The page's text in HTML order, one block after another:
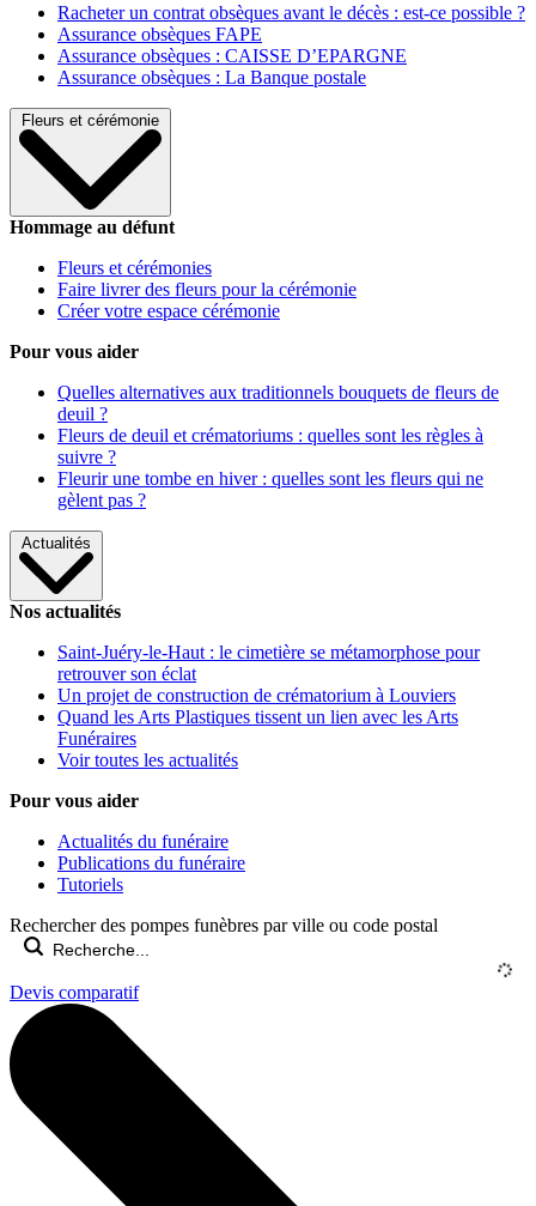
Racheter un contrat obsèques avant le décès : est-ce possible ?
Assurance obsèques FAPE
Assurance obsèques : CAISSE D’EPARGNE
Assurance obsèques : La Banque postale
Fleurs et cérémonie
Hommage au défunt
Fleurs et cérémonies
Faire livrer des fleurs pour la cérémonie
Créer votre espace cérémonie
Pour vous aider
Quelles alternatives aux traditionnels bouquets de fleurs de
deuil ?
Fleurs de deuil et crématoriums : quelles sont les règles à
suivre ?
Fleurir une tombe en hiver : quelles sont les fleurs qui ne
gèlent pas ?
Actualités
Nos actualités
Saint-Juéry-le-Haut : le cimetière se métamorphose pour
retrouver son éclat
Un projet de construction de crématorium à Louviers
Quand les Arts Plastiques tissent un lien avec les Arts
Funéraires
Voir toutes les actualités
Pour vous aider
Actualités du funéraire
Publications du funéraire
Tutoriels
Rechercher des pompes funèbres par ville ou code postal
Devis comparatif